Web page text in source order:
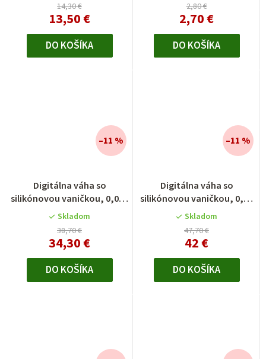
14,30 €
13,50 €
DO KOŠÍKA
2,80 €
2,70 €
DO KOŠÍKA
Digitálna váha so
silikónovou vaničkou, 0,01 -
200 g
Skladom
38,70 €
34,30 €
–11 %
DO KOŠÍKA
Digitálna váha so
silikónovou vaničkou, 0,1 -
1000 g
Skladom
47,70 €
42 €
–11 %
DO KOŠÍKA